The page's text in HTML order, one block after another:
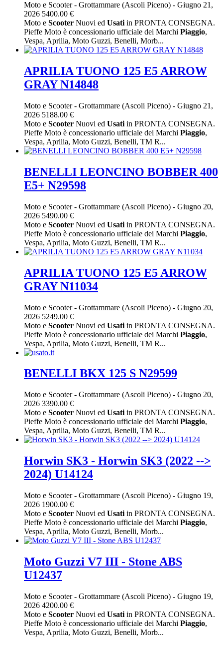
Moto e Scooter- Grottammare (Ascoli Piceno) - Giugno 21,
2026 5400.00 €
Moto e Scooter Nuovi ed Usati in PRONTA CONSEGNA.
Pieffe Moto è concessionario ufficiale dei Marchi Piaggio,
Vespa, Aprilia, Moto Guzzi, Benelli, Morb...
APRILIA TUONO 125 E5 ARROW
GRAY N14848
Moto e Scooter- Grottammare (Ascoli Piceno) - Giugno 21,
2026 5188.00 €
Moto e Scooter Nuovi ed Usati in PRONTA CONSEGNA.
Pieffe Moto è concessionario ufficiale dei Marchi Piaggio,
Vespa, Aprilia, Moto Guzzi, Benelli, TM R...
BENELLI LEONCINO BOBBER 400
E5+ N29598
Moto e Scooter- Grottammare (Ascoli Piceno) - Giugno 20,
2026 5490.00 €
Moto e Scooter Nuovi ed Usati in PRONTA CONSEGNA.
Pieffe Moto è concessionario ufficiale dei Marchi Piaggio,
Vespa, Aprilia, Moto Guzzi, Benelli, TM R...
APRILIA TUONO 125 E5 ARROW
GRAY N11034
Moto e Scooter- Grottammare (Ascoli Piceno) - Giugno 20,
2026 5249.00 €
Moto e Scooter Nuovi ed Usati in PRONTA CONSEGNA.
Pieffe Moto è concessionario ufficiale dei Marchi Piaggio,
Vespa, Aprilia, Moto Guzzi, Benelli, TM R...
BENELLI BKX 125 S N29599
Moto e Scooter- Grottammare (Ascoli Piceno) - Giugno 20,
2026 3390.00 €
Moto e Scooter Nuovi ed Usati in PRONTA CONSEGNA.
Pieffe Moto è concessionario ufficiale dei Marchi Piaggio,
Vespa, Aprilia, Moto Guzzi, Benelli, TM R...
Horwin SK3 - Horwin SK3 (2022 -->
2024) U14124
Moto e Scooter- Grottammare (Ascoli Piceno) - Giugno 19,
2026 1900.00 €
Moto e Scooter Nuovi ed Usati in PRONTA CONSEGNA.
Pieffe Moto è concessionario ufficiale dei Marchi Piaggio,
Vespa, Aprilia, Moto Guzzi, Benelli, Morb...
Moto Guzzi V7 III - Stone ABS
U12437
Moto e Scooter- Grottammare (Ascoli Piceno) - Giugno 19,
2026 4200.00 €
Moto e Scooter Nuovi ed Usati in PRONTA CONSEGNA.
Pieffe Moto è concessionario ufficiale dei Marchi Piaggio,
Vespa, Aprilia, Moto Guzzi, Benelli, Morb...